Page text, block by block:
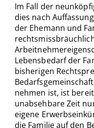
Im Fall der
dies nach
der Ehemann und
Lebensbedarf der
bisherigen
nehmen ist, ist
unabsehbare Zeit
eigene
die Familie auf den